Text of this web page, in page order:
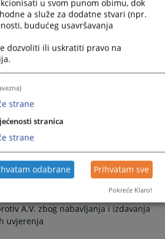
O.P. zbog krivičnog djela protiv
optužnica zbog teške krađe
teške krađe
optužnica protiv A.V. zbog
i izdavanja krivotvorenih
A.V. zbog nabavljanja i izdavanja
uvjerenja
u svom punom obimu, dok
a služe za dodatne stvari (npr.
budućeg usavršavanja
dozvoliti ili uskratiti pravo na
strane
stranica
strane
odabrane Prihvatam sve
Pokreće Klaro!